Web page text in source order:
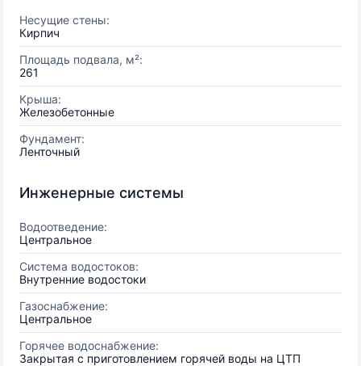
Несущие стены:
Кирпич
Площадь подвала, м²:
261
Крыша:
Железобетонные
Фундамент:
Ленточный
Инженерные системы
Водоотведение:
Центральное
Система водостоков:
Внутренние водостоки
Газоснабжение:
Центральное
Горячее водоснабжение:
Закрытая с приготовлением горячей воды на ЦТП